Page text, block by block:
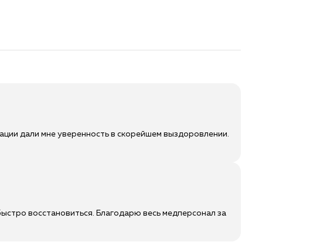
дали мне уверенность в скорейшем выздоровлении.
восстановиться. Благодарю весь медперсонал за